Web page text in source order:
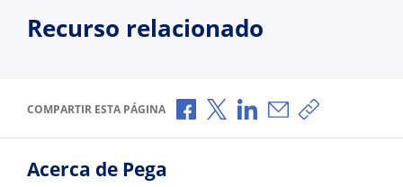
Recurso relacionado
COMPARTIR ESTA PÁGINA Compartir a través de Facebook
Compartir a través de X
Compartir a través de
Compartir por
Copiar
Acerca de Pega